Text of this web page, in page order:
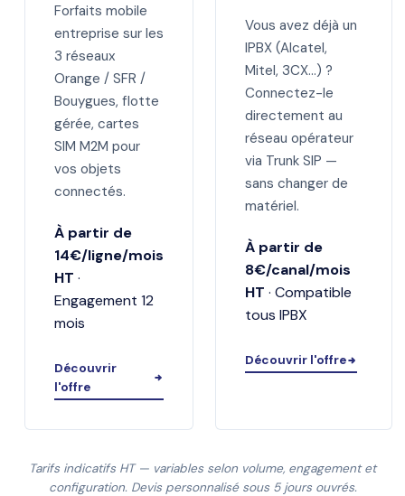
Forfaits mobile
entreprise sur les
3 réseaux
Orange / SFR /
Bouygues, flotte
gérée, cartes
SIM M2M pour
vos objets
connectés.
À partir de
14€/ligne/mois
HT ·
Engagement 12
mois
Découvrir
l'offre
Vous avez déjà un
IPBX (Alcatel,
Mitel, 3CX…) ?
Connectez-le
directement au
réseau opérateur
via Trunk SIP —
sans changer de
matériel.
À partir de
8€/canal/mois
HT · Compatible
tous IPBX
Découvrir l'offre
Tarifs indicatifs HT — variables selon volume, engagement et
configuration. Devis personnalisé sous 5 jours ouvrés.